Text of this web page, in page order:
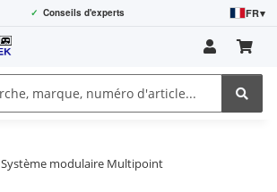
✓ Conseils d'experts FR▾
Système modulaire Multipoint